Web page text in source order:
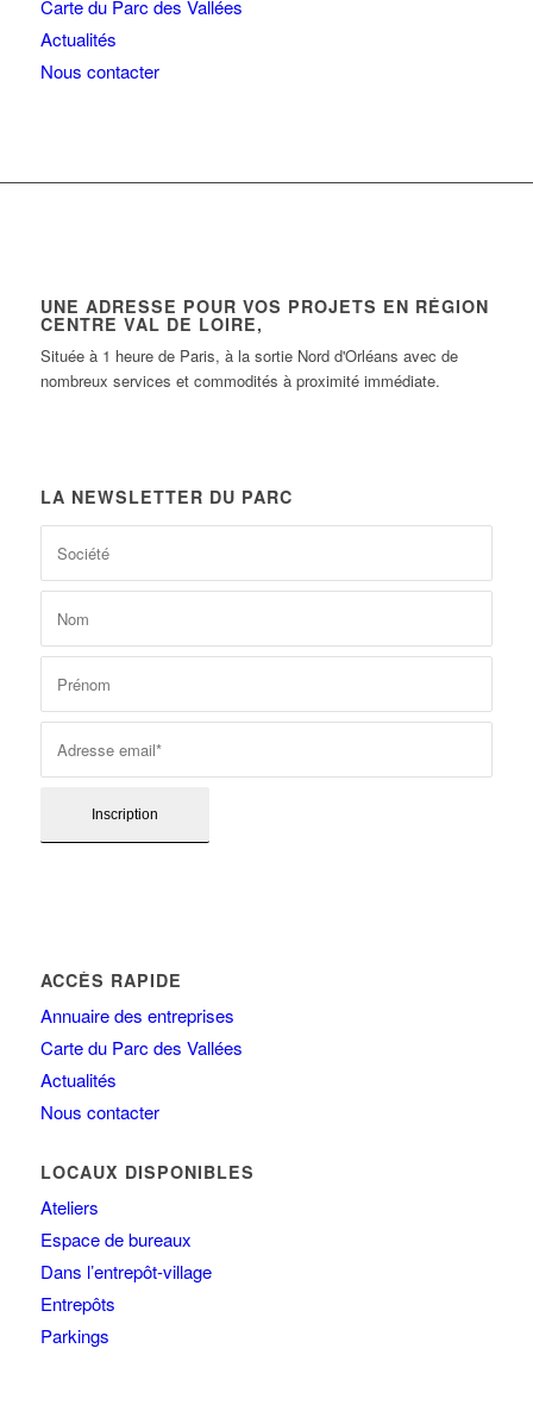
Carte du Parc des Vallées
Actualités
Nous contacter
UNE ADRESSE POUR VOS PROJETS EN RÉGION
CENTRE VAL DE LOIRE,
Située à 1 heure de Paris, à la sortie Nord d'Orléans avec de
nombreux services et commodités à proximité immédiate.
LA NEWSLETTER DU PARC
ACCÈS RAPIDE
Annuaire des entreprises
Carte du Parc des Vallées
Actualités
Nous contacter
LOCAUX DISPONIBLES
Ateliers
Espace de bureaux
Dans l’entrepôt-village
Entrepôts
Parkings